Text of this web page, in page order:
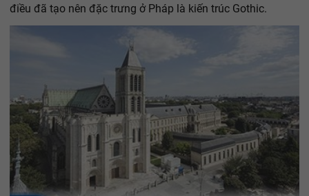
điều đã tạo nên đặc trưng ở Pháp là kiến trúc Gothic.